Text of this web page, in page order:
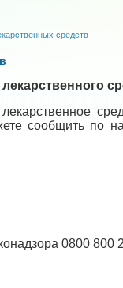
средств
сообщить по
0800 800